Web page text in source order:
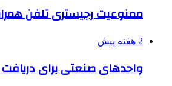
ممنوعیت رجیستری تلفن
2 هفته پیش
واحدهای صنعتی برای دریافت